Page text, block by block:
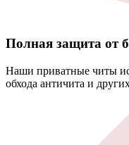
Полная защита от
Наши приватные читы
обхода античита и